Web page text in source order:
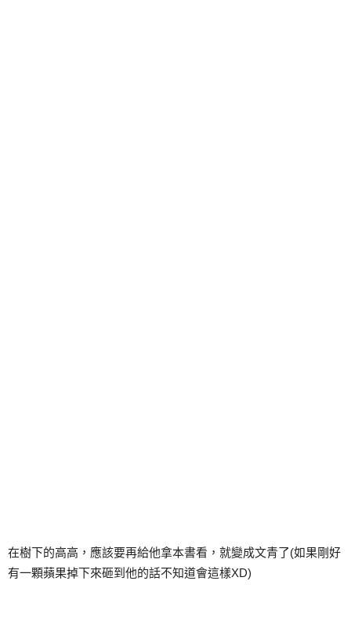
在樹下的高高，應該要再給他拿本書看，就變成文青了(如果剛好
有一顆蘋果掉下來砸到他的話不知道會這樣XD)